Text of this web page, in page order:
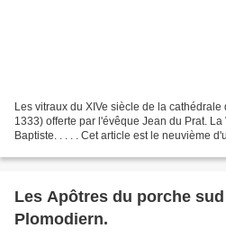
Les vitraux du XIVe siècle de la
1333) offerte par l'évêque Jean du Prat.
Baptiste. . . . . Cet article est le neuvième
Les Apôtres du porche
Plomodiern.